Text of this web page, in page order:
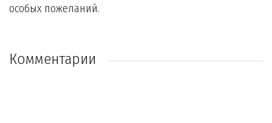
особых пожеланий.
Комментарии